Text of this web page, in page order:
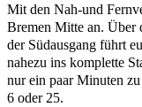
Mit den Nah-und
Bremen Mitte an. Über
der Südausgang führt
nahezu ins komplette
nur ein paar Minuten
6 oder 25.